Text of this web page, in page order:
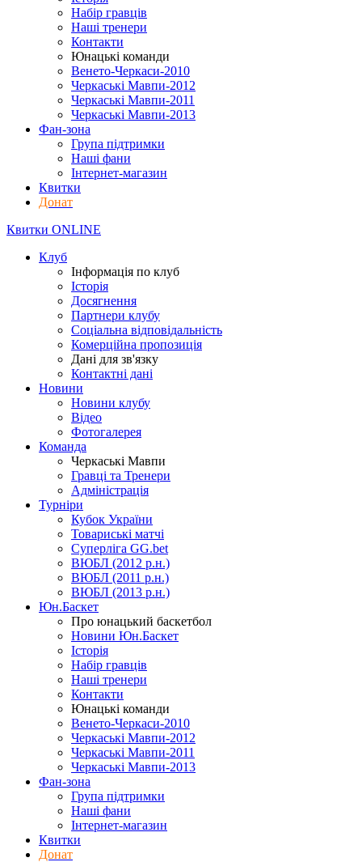
Набір гравців
Наші тренери
Контакти
Юнацькі команди
Венето-Черкаси-2010
Черкаські Мавпи-2012
Черкаські Мавпи-2011
Черкаські Мавпи-2013
Фан-зона
Група підтримки
Наші фани
Інтернет-магазин
Квитки
Донат
Квитки ONLINE
Клуб
Інформація по клуб
Історія
Досягнення
Партнери клубу
Соціальна відповідальність
Комерційна пропозиція
Дані для зв'язку
Контактні дані
Новини
Новини клубу
Відео
Фотогалерея
Команда
Черкаські Мавпи
Гравці та Тренери
Адміністрація
Турніри
Кубок України
Товариські матчі
Суперліга GG.bet
ВЮБЛ (2012 р.н.)
ВЮБЛ (2011 р.н.)
ВЮБЛ (2013 р.н.)
Юн.Баскет
Про юнацький баскетбол
Новини Юн.Баскет
Історія
Набір гравців
Наші тренери
Контакти
Юнацькі команди
Венето-Черкаси-2010
Черкаські Мавпи-2012
Черкаські Мавпи-2011
Черкаські Мавпи-2013
Фан-зона
Група підтримки
Наші фани
Інтернет-магазин
Квитки
Донат